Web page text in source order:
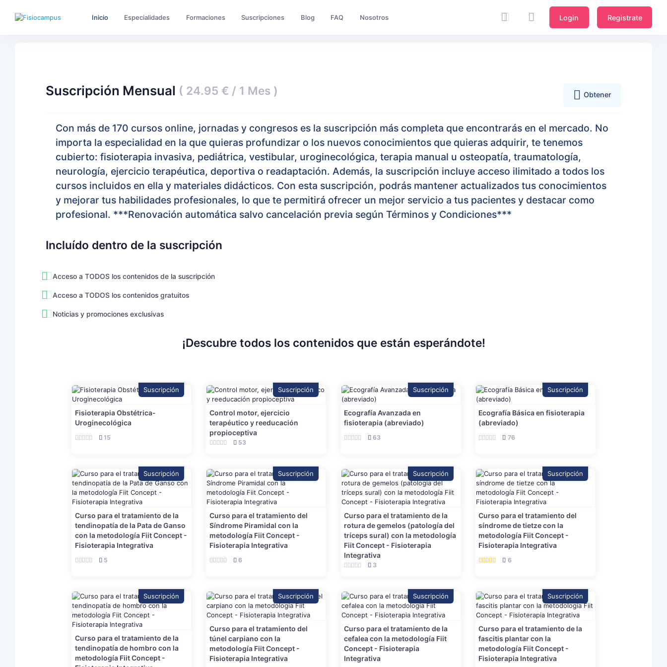
Inicio Especialidades Formaciones Suscripciones Blog FAQ Nosotros Login Registrate
Suscripción Mensual ( 24.95 € / 1 Mes ) Obtener
Con más de 170 cursos online, jornadas y congresos es la suscripción más completa que encontrarás en el mercado. No
importa la especialidad en la que quieras profundizar o los nuevos conocimientos que quieras adquirir, te tenemos
cubierto: fisioterapia invasiva, pediátrica, vestibular, uroginecológica, terapia manual u osteopatía, traumatología,
neurología, ejercicio terapéutica, deportiva o readaptación. Además, la suscripción incluye acceso ilimitado a todos los
cursos incluidos en ella y materiales didácticos. Con esta suscripción, podrás mantener actualizados tus conocimientos
y mejorar tus habilidades profesionales, lo que te permitirá ofrecer un mejor servicio a tus pacientes y destacar como
profesional. ***Renovación automática salvo cancelación previa según Términos y Condiciones***
Incluído dentro de la suscripción
Acceso a TODOS los contenidos de la suscripción
Acceso a TODOS los contenidos gratuitos
Noticias y promociones exclusivas
¡Descubre todos los contenidos que están esperándote!
Suscripción
Fisioterapia Obstétrica-
Uroginecológica
15
Suscripción
Control motor, ejercicio
terapéutico y reeducación
propioceptiva
53
Suscripción
Ecografía Avanzada en
fisioterapia (abreviado)
63
Suscripción
Ecografía Básica en fisioterapia
(abreviado)
76
Suscripción
Curso para el tratamiento de la
tendinopatía de la Pata de Ganso
con la metodología Fiit Concept -
Fisioterapia Integrativa
5
Suscripción
Curso para el tratamiento del
Síndrome Piramidal con la
metodología Fiit Concept -
Fisioterapia Integrativa
6
Suscripción
Curso para el tratamiento de la
rotura de gemelos (patología del
tríceps sural) con la metodología
Fiit Concept - Fisioterapia
Integrativa
3
Suscripción
Curso para el tratamiento del
síndrome de tietze con la
metodología Fiit Concept -
Fisioterapia Integrativa
6
Suscripción
Curso para el tratamiento de la
tendinopatía de hombro con la
metodología Fiit Concept -
Suscripción
Curso para el tratamiento del
túnel carpiano con la
metodología Fiit Concept -
Fisioterapia Integrativa
Suscripción
Curso para el tratamiento de la
cefalea con la metodología Fiit
Concept - Fisioterapia
Integrativa
Suscripción
Curso para el tratamiento de la
fascitis plantar con la
metodología Fiit Concept -
Fisioterapia Integrativa